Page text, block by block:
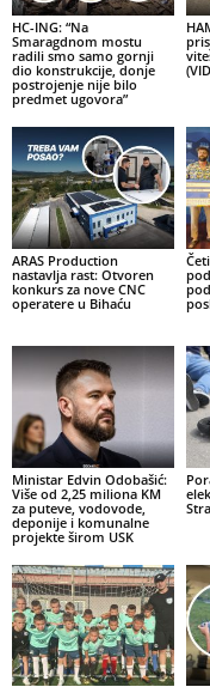
HC-ING: “Na
Smaragdnom mostu
radili smo samo gornji
dio konstrukcije, donje
postrojenje nije bilo
predmet ugovora”
ARAS Production
nastavlja rast: Otvoren
konkurs za nove CNC
operatere u Bihaću
Ministar Edvin Odobašić:
Više od 2,25 miliona KM
za puteve, vodovode,
deponije i komunalne
projekte širom USK